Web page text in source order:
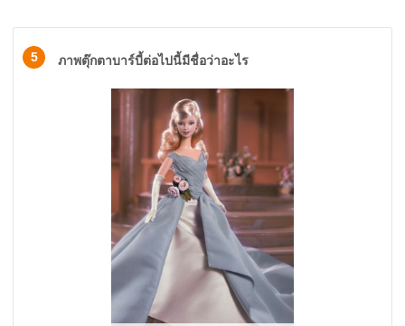
5 ภาพตุ๊กตาบาร์บี้ต่อไปนี้มีชื่อว่าอะไร